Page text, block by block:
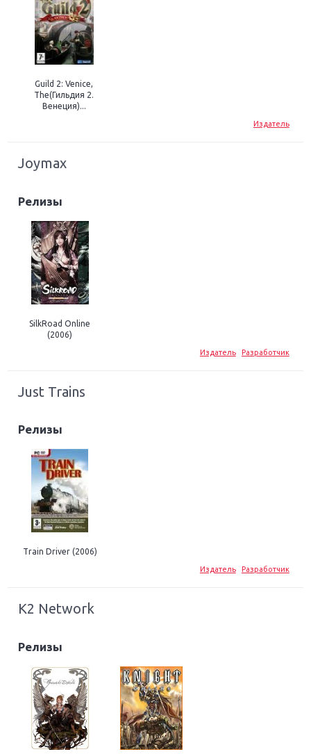
Guild 2: Venice,
The(Гильдия 2.
Венеция)...
Издатель
Joymax
Релизы
SilkRoad Online
(2006)
Издатель Разработчик
Just Trains
Релизы
Train Driver (2006)
Издатель Разработчик
K2 Network
Релизы